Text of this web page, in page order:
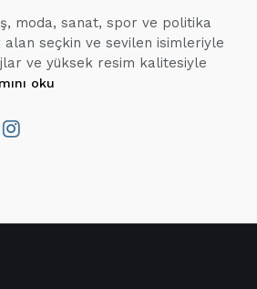
moda, sanat, spor ve politika
alan seçkin ve sevilen isimleriyle
ve yüksek resim kalitesiyle
oku